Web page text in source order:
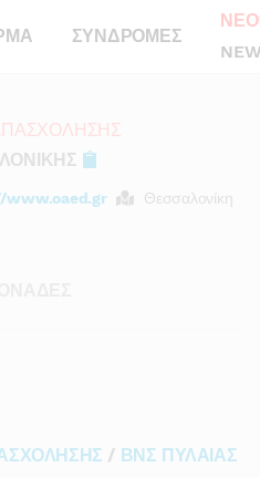
ΣΥΝΔΡΟΜΕΣ
www.oaed.gr Θεσσαλονίκη
/ ΒΝΣ ΠΥΛΑΙΑΣ